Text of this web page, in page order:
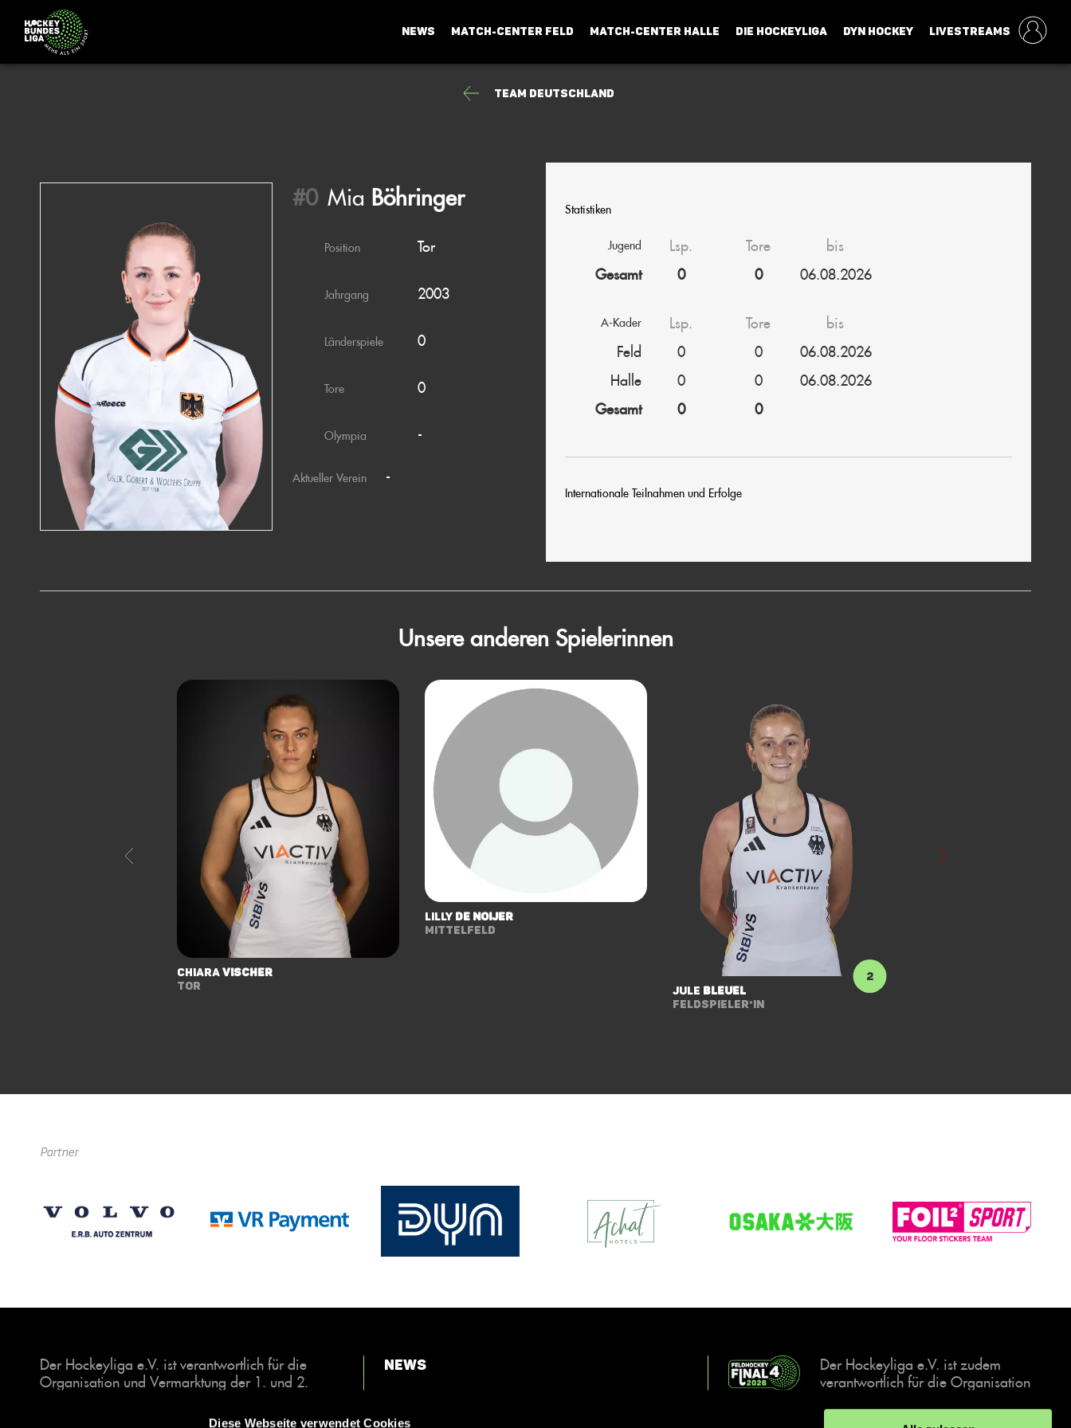
Diese Webseite verwendet Cookies
NEWS MATCH-CENTER FELD MATCH-CENTER HALLE DIE HOCKEYLIGA DYN HOCKEY LIVESTREAMS
Team Deutschland
#0 Mia Böhringer
Position Tor
Jahrgang 2003
Länderspiele 0
Tore 0
Olympia -
Aktueller Verein -
Statistiken
Jugend Lsp. Tore
bis
Gesamt
0 0 06.08.2026
A-Kader Lsp. Tore
bis
Feld
0 0
06.08.2026
Halle
0 0
06.08.2026
Gesamt
0 0
Internationale Teilnahmen und Erfolge
Unsere anderen Spielerinnen
ChiaraVischer
Tor
Lilly de Noijer
Mittelfeld
2
Jule Bleuel
Feldspieler*in
Partner
Der Hockeyliga e.V. ist verantwortlich für die
Organisation und Vermarktung der 1. und 2.
Halle. Insgesamt sind über 60 Vereine unter dem
News
Der Hockeyliga e.V. ist zudem
verantwortlich für die Organisation
Events, der deutschen Hockey-